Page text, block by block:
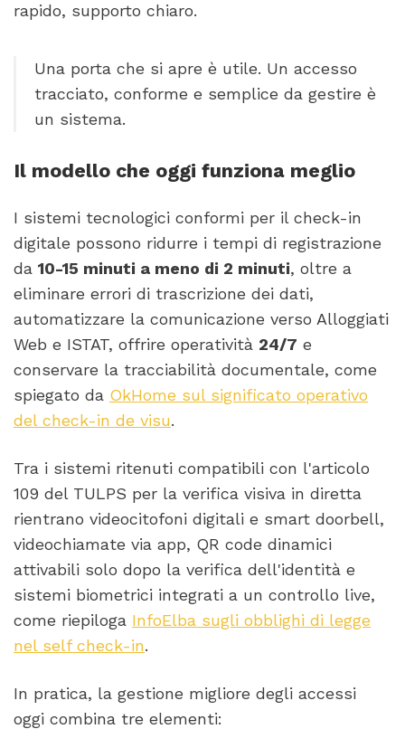
rapido, supporto chiaro.
Una porta che si apre è utile. Un accesso
tracciato, conforme e semplice da gestire è
un sistema.
Il modello che oggi funziona meglio
I sistemi tecnologici conformi per il check-in
digitale possono ridurre i tempi di registrazione
da 10-15 minuti a meno di 2 minuti, oltre a
eliminare errori di trascrizione dei dati,
automatizzare la comunicazione verso Alloggiati
Web e ISTAT, offrire operatività 24/7 e
conservare la tracciabilità documentale, come
spiegato da OkHome sul significato operativo
del check-in de visu.
Tra i sistemi ritenuti compatibili con l'articolo
109 del TULPS per la verifica visiva in diretta
rientrano videocitofoni digitali e smart doorbell,
videochiamate via app, QR code dinamici
attivabili solo dopo la verifica dell'identità e
sistemi biometrici integrati a un controllo live,
come riepiloga InfoElba sugli obblighi di legge
nel self check-in.
In pratica, la gestione migliore degli accessi
oggi combina tre elementi: